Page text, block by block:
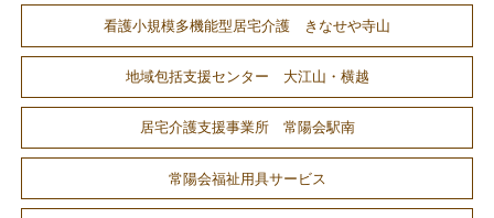
看護小規模多機能型居宅介護 きなせや寺山
地域包括支援センター 大江山・横越
居宅介護支援事業所 常陽会駅南
常陽会福祉用具サービス